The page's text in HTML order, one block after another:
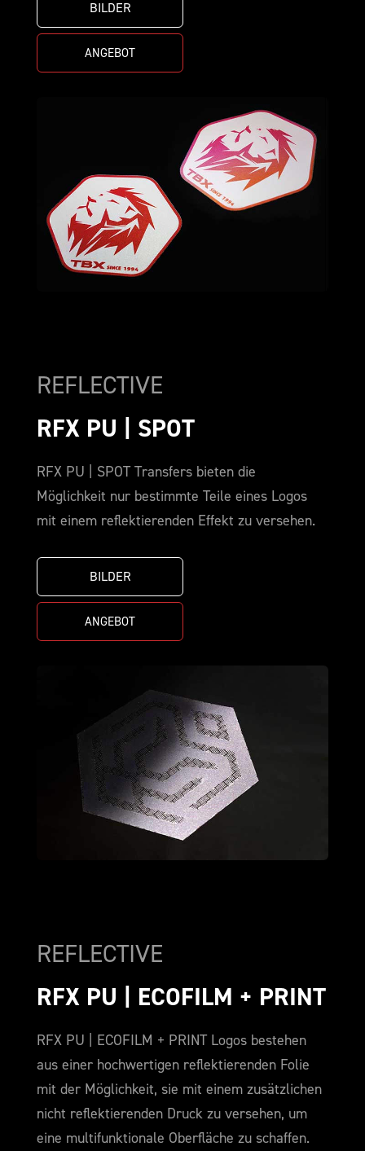
BILDER
ANGEBOT
REFLECTIVE
RFX PU | SPOT
RFX PU | SPOT Transfers bieten die
Möglichkeit nur bestimmte Teile eines Logos
mit einem reflektierenden Effekt zu versehen.
BILDER
ANGEBOT
REFLECTIVE
RFX PU | ECOFILM + PRINT
RFX PU | ECOFILM + PRINT Logos bestehen
aus einer hochwertigen reflektierenden Folie
mit der Möglichkeit, sie mit einem zusätzlichen
nicht reflektierenden Druck zu versehen, um
eine multifunktionale Oberfläche zu schaffen.